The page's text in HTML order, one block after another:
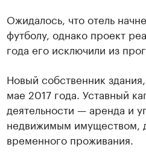
Ожидалось, что отель
футболу, однако проект
года его исключили из
Новый собственник
мае 2017 года. Уставный
деятельности — аренда и
недвижимым имуществом,
временного проживания.